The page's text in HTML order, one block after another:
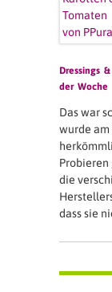
Dressings
der Woche
Das war
wurde am
Probieren
die
dass sie